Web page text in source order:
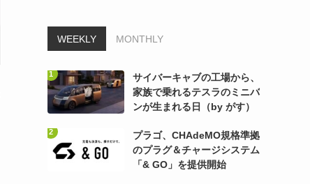
WEEKLY MONTHLY
サイバーキャブの工場から、
家族で乗れるテスラのミニバ
ンが生まれる日（by がす）
プラゴ、CHAdeMO規格準拠
のプラグ＆チャージシステム
「& GO」を提供開始